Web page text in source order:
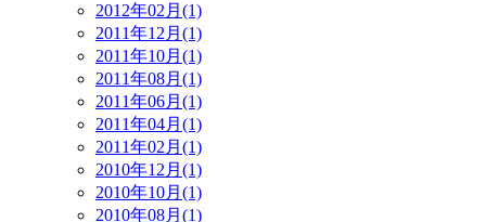
2012年02月(1)
2011年12月(1)
2011年10月(1)
2011年08月(1)
2011年06月(1)
2011年04月(1)
2011年02月(1)
2010年12月(1)
2010年10月(1)
2010年08月(1)